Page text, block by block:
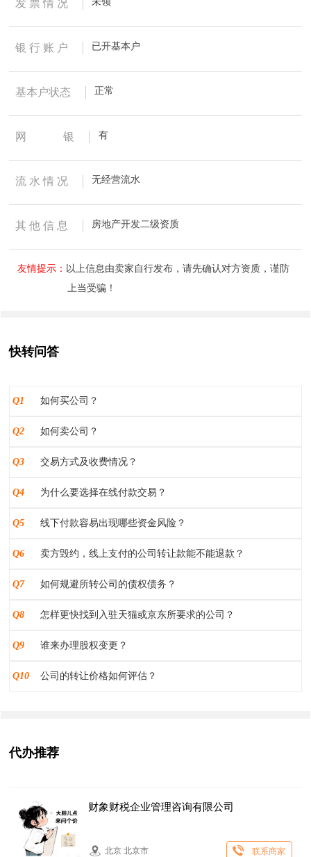
发 票 情 况
银 行 账 户 已开基本户
基本户状态 正常
网 银 有
流 水 情 况 无经营流水
其 他 信 息 房地产开发二级资质
友情提示： 以上信息由卖家自行发布，请先确认对方资质，谨防
上当受骗！
快转问答
Q1 如何买公司？
Q2 如何卖公司？
Q3 交易方式及收费情况？
Q4 为什么要选择在线付款交易？
Q5 线下付款容易出现哪些资金风险？
Q6 卖方毁约，线上支付的公司转让款能不能退款？
Q7 如何规避所转公司的债权债务？
Q8 怎样更快找到入驻天猫或京东所要求的公司？
Q9 谁来办理股权变更？
Q10 公司的转让价格如何评估？
代办推荐
财象财税企业管理咨询有限公司
北京 北京市 联系商家